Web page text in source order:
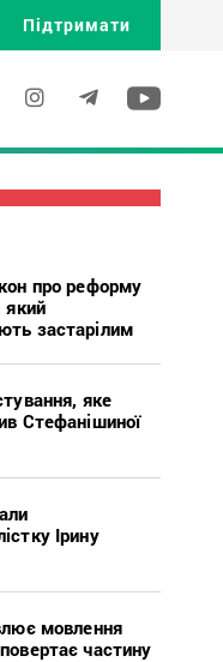
Підтримати
про реформу
який
застарілим
яке
Стефанішиної
Ірину
мовлення
частину